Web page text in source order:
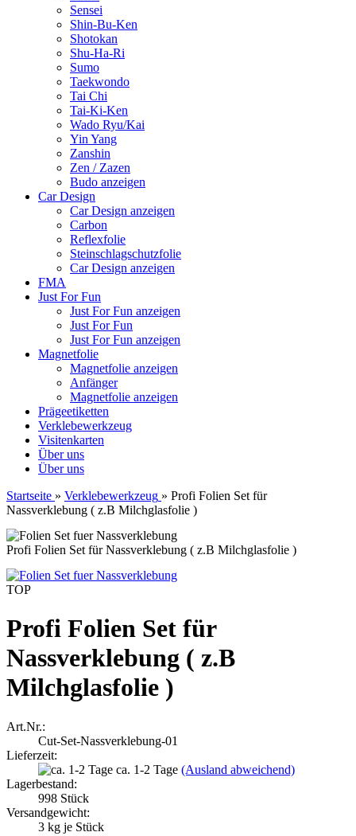
Sensei
Shin-Bu-Ken
Shotokan
Shu-Ha-Ri
Sumo
Taekwondo
Tai Chi
Tai-Ki-Ken
Wado Ryu/Kai
Yin Yang
Zanshin
Zen / Zazen
Budo anzeigen
Car Design
Car Design anzeigen
Carbon
Reflexfolie
Steinschlagschutzfolie
Car Design anzeigen
FMA
Just For Fun
Just For Fun anzeigen
Just For Fun
Just For Fun anzeigen
Magnetfolie
Magnetfolie anzeigen
Anfänger
Magnetfolie anzeigen
Prägeetiketten
Verklebewerkzeug
Visitenkarten
Über uns
Über uns
Startseite » Verklebewerkzeug » Profi Folien Set für
Nassverklebung ( z.B Milchglasfolie )
Profi Folien Set für Nassverklebung ( z.B Milchglasfolie )
TOP
Profi Folien Set für
Nassverklebung ( z.B
Milchglasfolie )
Art.Nr.:
Cut-Set-Nassverklebung-01
Lieferzeit:
ca. 1-2 Tage (Ausland abweichend)
Lagerbestand:
998 Stück
Versandgewicht:
3 kg je Stück